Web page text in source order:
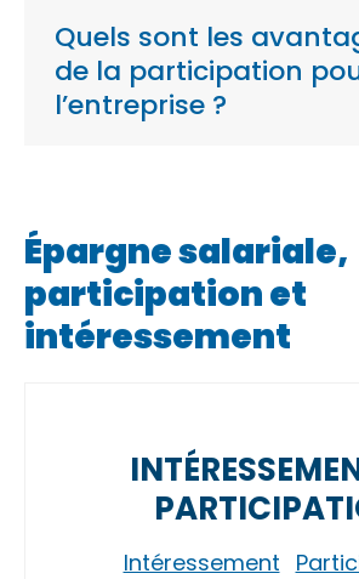
Quels sont les
de la participation
l’entreprise ?
Épargne salariale,
participation et
intéressement
Intéressement